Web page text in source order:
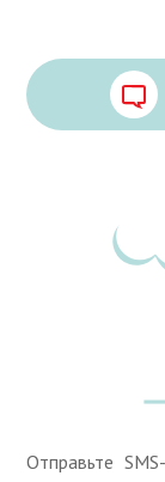
Отправьте